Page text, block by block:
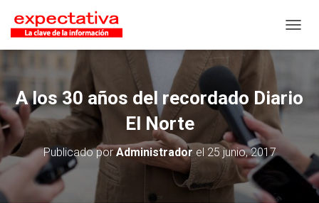
A los 30 años del recordado Diario
El Norte
Publicado porAdministradorel 25 junio, 2017